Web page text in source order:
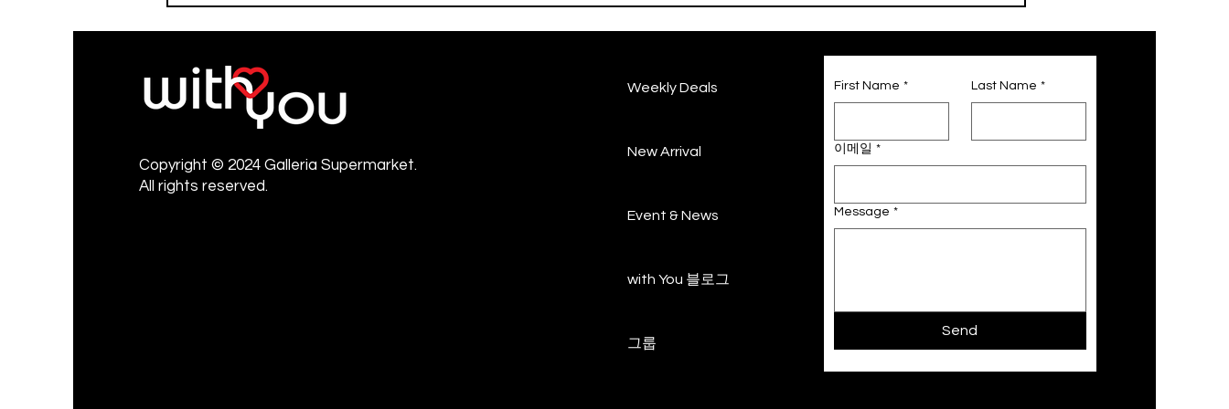
Copyright © 2024 Galleria Supermarket.
All rights reserved.
Weekly Deals
New Arrival
Event & News
with You 블로그
그룹
First Name * Last Name *
이메일 *
Message *
Send